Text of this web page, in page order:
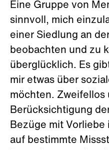
Eine Gruppe von
sinnvoll, mich
einer Siedlung an
beobachten und zu
überglücklich. Es
mir etwas über
möchten. Zweifellos
Berücksichtigung
Bezüge mit
auf bestimmte